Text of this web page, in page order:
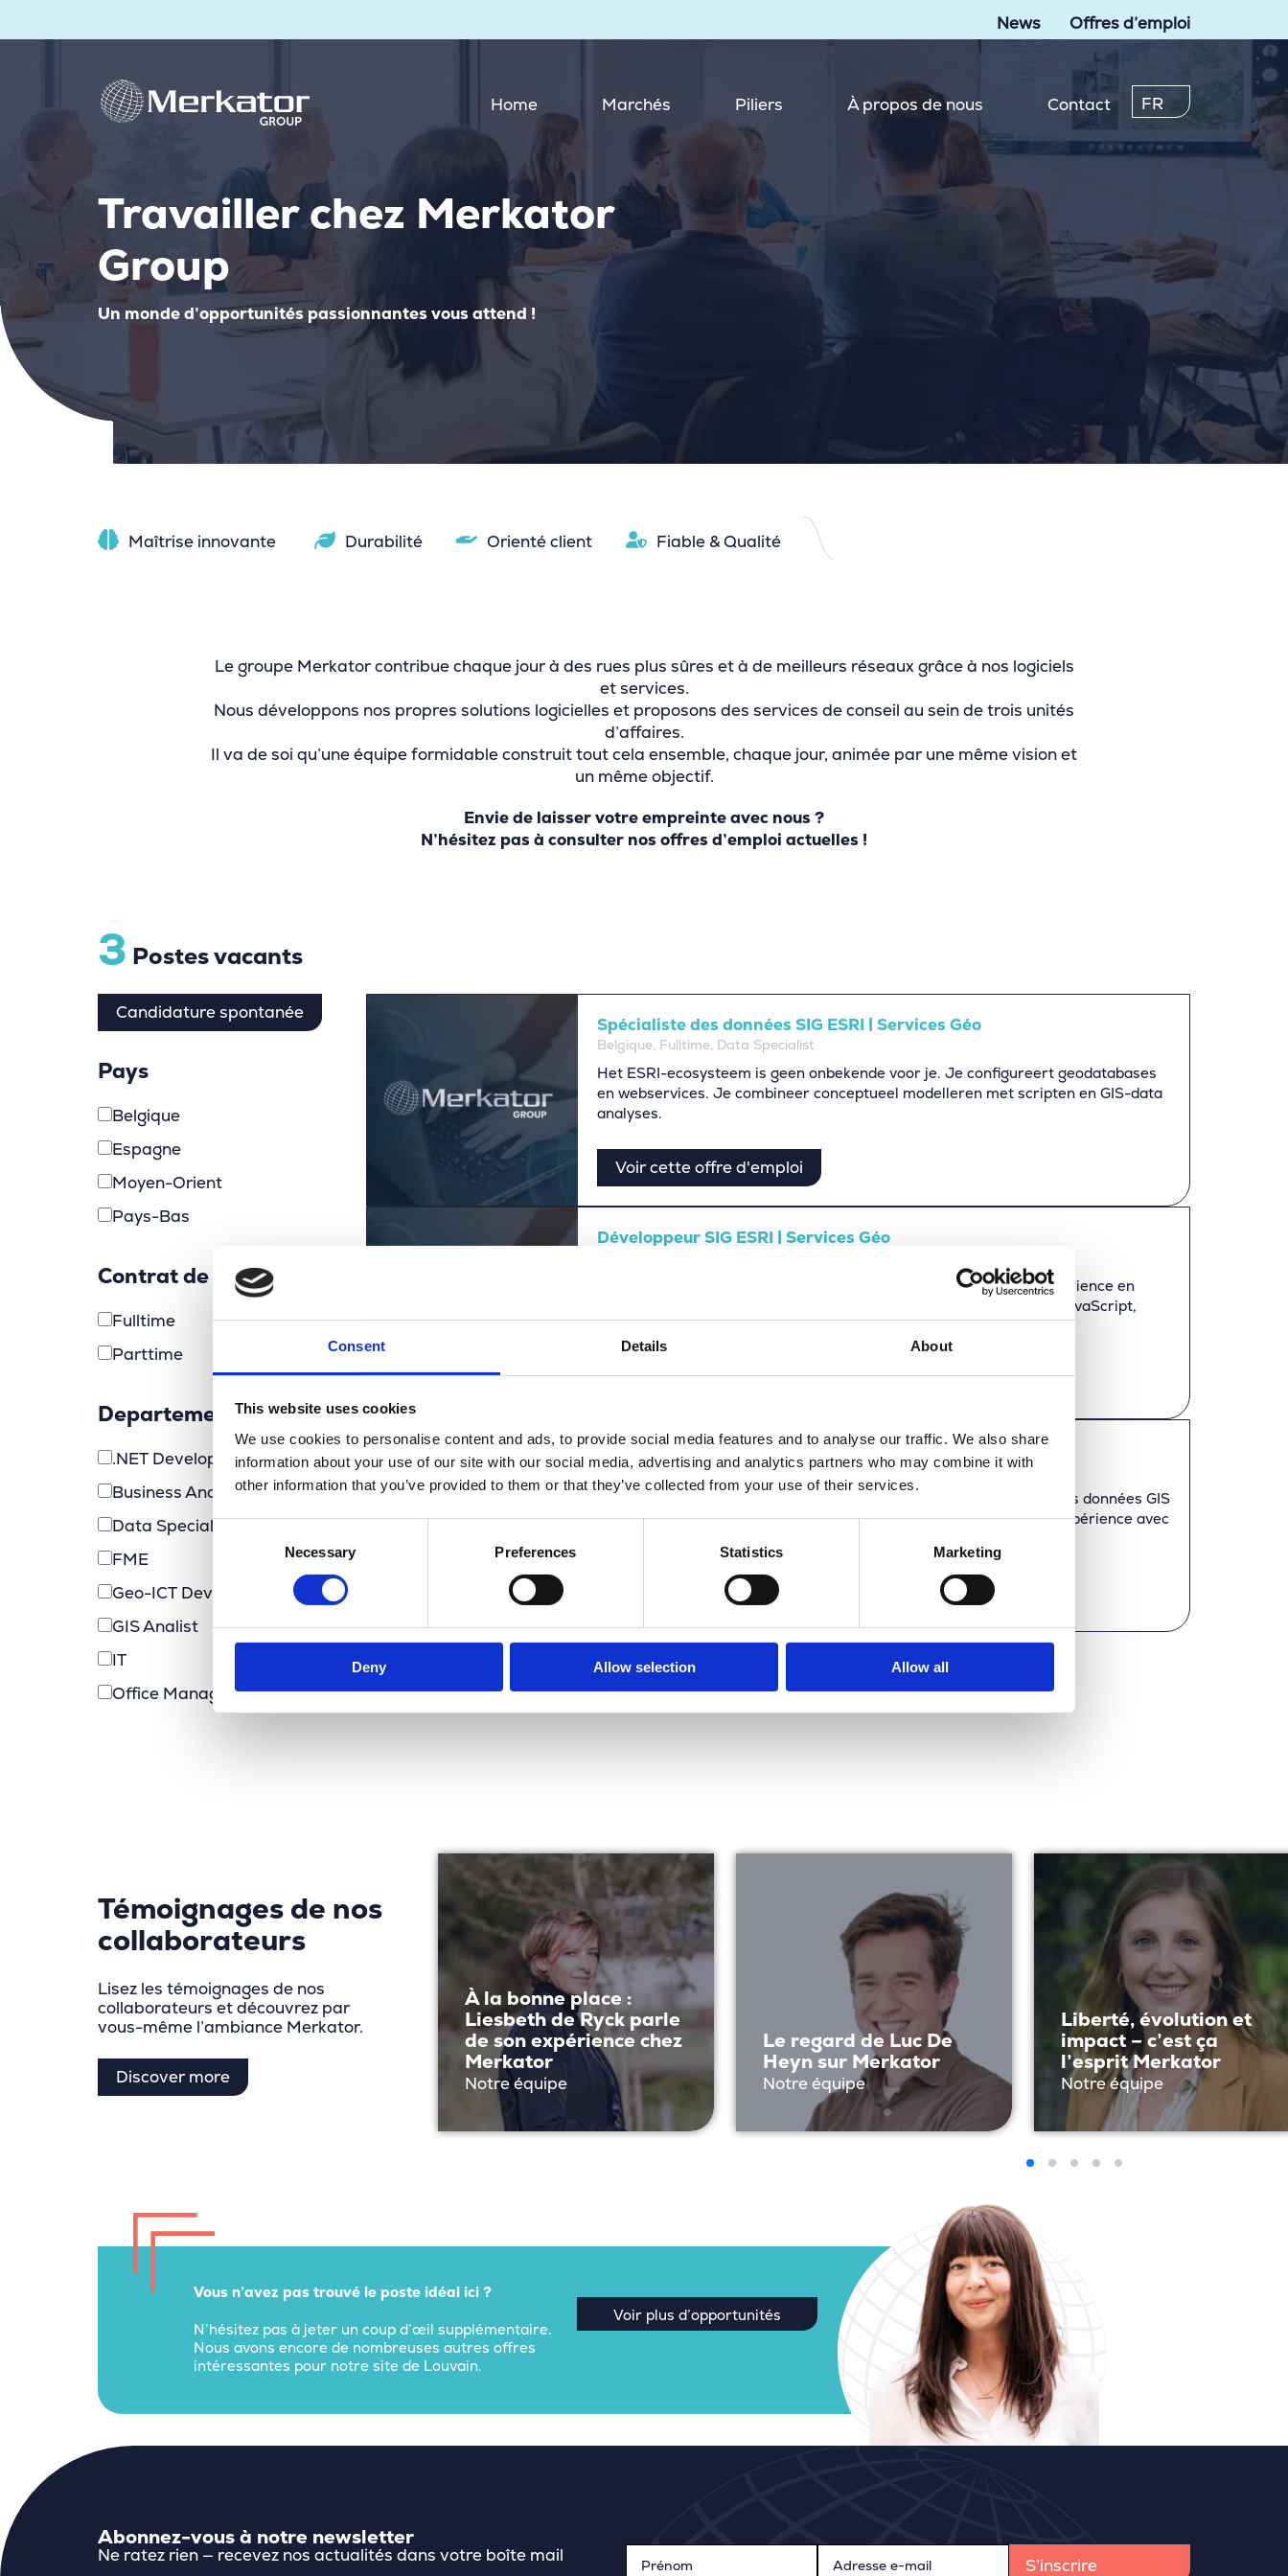
Consent Details About
This website uses cookies
We use cookies to personalise content and ads, to provide social media features and to analyse our traffic. We also share
information about your use of our site with our social media, advertising and analytics partners who may combine it with
other information that you’ve provided to them or that they’ve collected from your use of their services.
Consent
Necessary Preferences Statistics Marketing
Deny Allow selection Allow all
News Offres d’emploi
Home Marchés Piliers À propos de nous Contact FR
Travailler chez Merkator
Group
Un monde d’opportunités passionnantes vous attend !
Maîtrise innovante Durabilité Orienté client Fiable & Qualité
Le groupe Merkator contribue chaque jour à des rues plus sûres et à de meilleurs réseaux grâce à nos logiciels
et services.
Nous développons nos propres solutions logicielles et proposons des services de conseil au sein de trois unités
d’affaires.
Il va de soi qu’une équipe formidable construit tout cela ensemble, chaque jour, animée par une même vision et
un même objectif.
Envie de laisser votre empreinte avec nous ?
N’hésitez pas à consulter nos offres d’emploi actuelles !
3 Postes vacants
Candidature spontanée
Pays
Belgique
Espagne
Moyen-Orient
Pays-Bas
Contrat de travail
Fulltime
Parttime
Departement
.NET Developer (MarlinDT)
Business Analyst
Data Specialist
FME
Geo-ICT Developer
GIS Analist
IT
Office Manager
Spécialiste des données SIG ESRI | Services Géo
Belgique, Fulltime, Data Specialist
Het ESRI-ecosysteem is geen onbekende voor je. Je configureert geodatabases
en webservices. Je combineer conceptueel modelleren met scripten en GIS-data
analyses.
Voir cette offre d'emploi
Développeur SIG ESRI | Services Géo
L’écosystème ESRI n’a aucun secret pour vous : vous avez de l’expérience en
développement avec ArcGIS Enterprise, Experience Builder, l’API JavaScript,
ArcGIS Pro, les SDK .NET, et plus encore.
Voir cette offre d'emploi
Spécialiste des données SIG | Geo Utility Services
Belgique, Fulltime, Data Specialist
Pour mieux soutenir nos clients, nous recherchons un spécialiste des données GIS
ESRI. L’écosystème ESRI ne vous est pas inconnu : vous avez de l’expérience avec
Voir cette offre d'emploi
Témoignages de nos
collaborateurs
Lisez les témoignages de nos
collaborateurs et découvrez par
vous-même l’ambiance Merkator.
Discover more
À la bonne place :
Liesbeth de Ryck parle
de son expérience chez
Merkator
Notre équipe
Le regard de Luc De
Heyn sur Merkator
Notre équipe
Liberté, évolution et
impact – c’est ça
l’esprit Merkator
Notre équipe
Vous n’avez pas trouvé le poste idéal ici ?
N’hésitez pas à jeter un coup d’œil supplémentaire.
Nous avons encore de nombreuses autres offres
intéressantes pour notre site de Louvain.
Voir plus d’opportunités
Abonnez-vous à notre newsletter
Ne ratez rien — recevez nos actualités dans votre boîte mail